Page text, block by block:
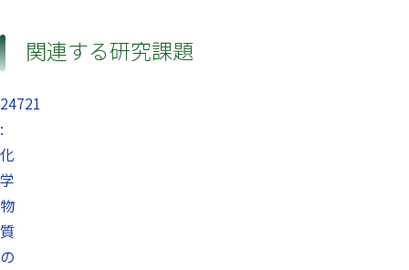
関連する研究課題
24721
:
化
学
物
質
の